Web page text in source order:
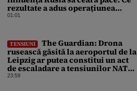
rezultate a adus operațiunea
Kievului
01:01
TENSIUNI
The Guardian: Drona
rusească găsită la aeroportul de la
Leipzig ar putea constitui un act
de escaladare a tensiunilor NATO-
Rusia
23:59